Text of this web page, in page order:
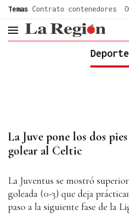
Temas Contrato contenedores
header.menu.open
La Juve pone los dos
golear al Celtic
La Juventus se mostró
goleada (0-3) que deja
paso a la siguiente fase de la